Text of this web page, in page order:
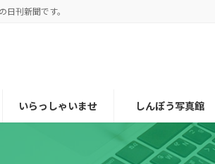
刊新聞です。
いらっしゃいませ しんぽう写真館